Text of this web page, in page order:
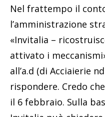
Nel frattempo il
l’amministrazione
«Invitalia –
attivato i
all’a.d (di Acciaierie
rispondere. Credo
il 6 febbraio. Sulla